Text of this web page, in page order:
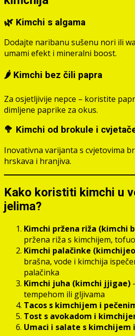
🌿 Kimchi s algama
Dodajte naribanu sušenu nori ili
umami efekt i mineralni boost.
🌶 Kimchi bez čili papra
Za osjetljivije nepce – koristite
dimljene paprike za okus.
🥦 Kimchi od brokule i
Inovativna varijanta s cvjetovima
hrskava i hranjiva.
Kako koristiti kimchi u
jelima?
Kimchi pržena riža (kimchi
pržena riža s kimchijem,
Kimchi palačinke
brašna, vode i kimchija
palačinka
Kimchi juha (kimchi jjigae)
tempehom ili gljivama
Tacos s kimchijem i
Tost s avokadom i
Umaci i salate s